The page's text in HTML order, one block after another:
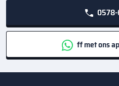
0578-
ff met ons